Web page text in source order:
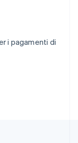
i pagamenti di